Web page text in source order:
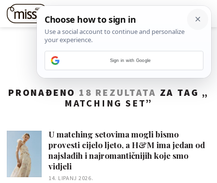
PRONAĐENO 18 REZULTATA ZA TAG „
MATCHING SET”
U matching setovima mogli bismo
provesti cijelo ljeto, a H&M ima jedan od
najslađih i najromantičnijih koje smo
vidjeli
14. LIPANJ 2026.
Sign in with Google